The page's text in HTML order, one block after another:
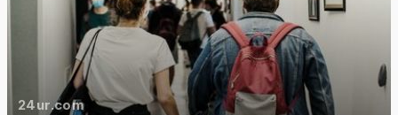
24ur.com